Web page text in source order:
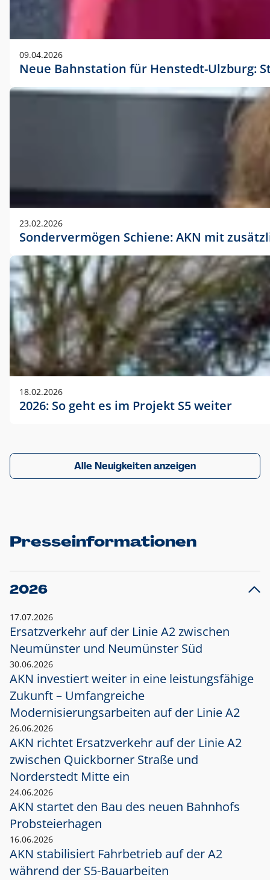
09.04.2026
Neue Bahnstation für Henstedt-Ulzburg:
23.02.2026
Sondervermögen Schiene: AKN mit
18.02.2026
2026: So geht es im Projekt S5 weiter
Alle Neuigkeiten anzeigen
Presseinformationen
2026
17.07.2026
Ersatzverkehr auf der Linie A2 zwischen
Neumünster und Neumünster Süd
30.06.2026
AKN investiert weiter in eine leistungsfähige
Zukunft – Umfangreiche
Modernisierungsarbeiten auf der Linie A2
26.06.2026
AKN richtet Ersatzverkehr auf der Linie A2
zwischen Quickborner Straße und
Norderstedt Mitte ein
24.06.2026
AKN startet den Bau des neuen Bahnhofs
Probsteierhagen
16.06.2026
AKN stabilisiert Fahrbetrieb auf der A2
während der S5-Bauarbeiten